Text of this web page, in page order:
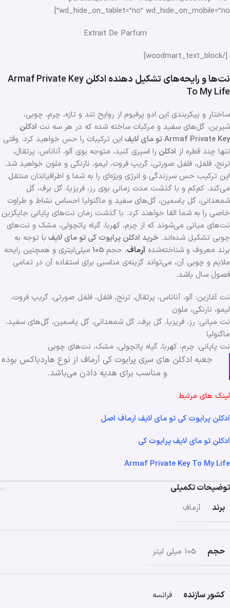
wd_hide_on_tablet=”no” wd_hide_on_mobile=”no”]
Extrait De Parfum
[/woodmart_text_block]
نت‌ها و رایحه‌های تشکیل دهنده ادکلنArmaf Private Key
To My Life
ساختار و پیکربندی این ادو پرفیوم از روایح تند و تازه، چرم، چوبی،
شیرین، گل‌های سفید و مرکبات ساخته شده که در هر سه نت ادکلن
Armaf Private Keyتو مای لایف این ترکیبات را حس خواهید کرد. وقتی
تنها چند قطره از ادکلن را اسپری کنید، متوجه بوی آلو، آناناس، پرتقال،
ترنج، فلفل، فلفل صورتی، گریپ فروت، لیمو، نارنگی و ملون خواهید شد.
این ترکیب حس سرزندگی و انرژی ویژه‌ای را به شما و اطرافیانتان منتقل
می‌کند. کم‌کم و با گذشت مدت زمانی بوی رز، فریزیا، گل برف، گل
شمعدانی، گل یاسمین، گل‌های سفید و ماگنولیا احساس نشاط و طراوت
خاصی را به شما القا خواهند کرد. با گذشت زمان نت‌های پایانی جایگزین
نت‌های میانی می‌شوند که از چرم، کهربا، گیاه پاتچولی، مشک و نت‌های
چوبی تشکیل شده‌اند. خرید ادکلن پرایوت کی تو مای لایف با توجه به
برند معروف و شناخته‌شده آرماف، حجم 105 میلی‌لیتری و همچنین رایحه
ملایم و چوبی آن، می‌تواند گزینه‌ی مناسبی برای استفاده آن در تمامی
فصول سال باشد.
نت آغازین: آلو، آناناس، پرتقال، ترنج، فلفل، فلفل صورتی، گریپ فروت،
لیمو، نارنگی، ملون
نت میانی: رز، فریزیا، گل برف، گل شمعدانی، گل یاسمین، گل‌های سفید،
ماگنولیا
نت پایانی: چرم، کهربا، گیاه پاتچولی، مشک، نت‌های چوبی
جعبه ادکلن های سری پرایوت کی آرماف از نوع هاردباکس بوده
و مناسب برای هدیه دادن می‌باشد.
لینک های مرتبط
ادکلن پرایوت کی تو مای لایف ارماف اصل
ادکلن تو مای لایف پرایوت کی
Armaf Private Key To My Life
توضیحات تکمیلی
برند
آرماف
حجم 105 میلی لیتر
کشور سازنده فرانسه